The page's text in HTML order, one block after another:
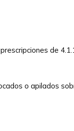
de
o apilados